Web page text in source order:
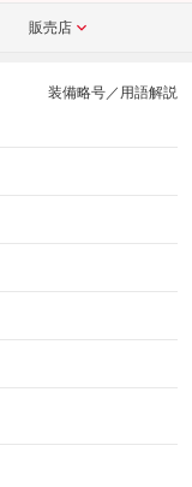
販売店
装備略号／用語解説